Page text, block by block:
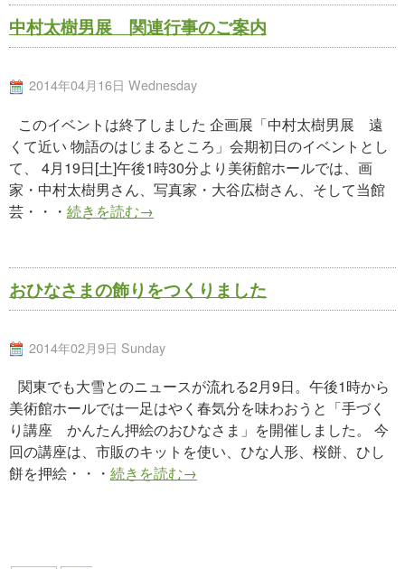
中村太樹男展 関連行事のご案内
2014年04月16日 Wednesday
このイベントは終了しました 企画展「中村太樹男展 遠
くて近い 物語のはじまるところ」会期初日のイベントとし
て、 4月19日[土]午後1時30分より美術館ホールでは、画
家・中村太樹男さん、写真家・大谷広樹さん、そして当館
芸・・・ 続きを読む→
おひなさまの飾りをつくりました
2014年02月9日 Sunday
関東でも大雪とのニュースが流れる2月9日。午後1時から
美術館ホールでは一足はやく春気分を味わおうと「手づく
り講座 かんたん押絵のおひなさま」を開催しました。 今
回の講座は、市販のキットを使い、ひな人形、桜餅、ひし
餅を押絵・・・ 続きを読む→